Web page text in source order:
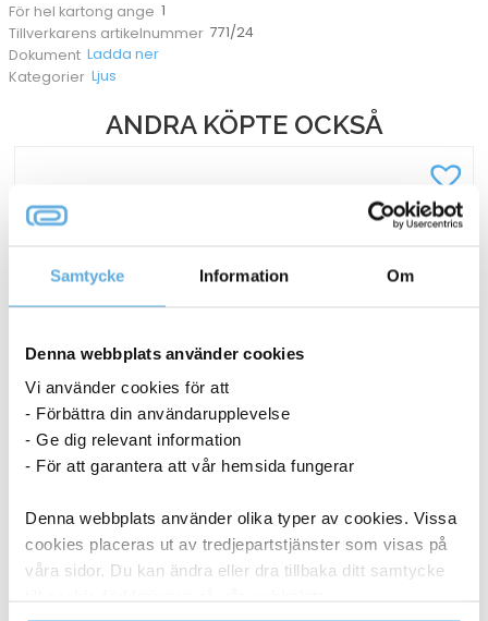
Samtycke Information Om
Denna webbplats använder cookies
Vi använder cookies för att
- Förbättra din användarupplevelse
- Ge dig relevant information
- För att garantera att vår hemsida fungerar
Denna webbplats använder olika typer av cookies. Vissa
cookies placeras ut av tredjepartstjänster som visas på
våra sidor. Du kan ändra eller dra tillbaka ditt samtycke
För hel kartong ange 1
Tillverkarens artikelnummer 771/24
Dokument Ladda ner
Kategorier Ljus
ANDRA KÖPTE OCKSÅ